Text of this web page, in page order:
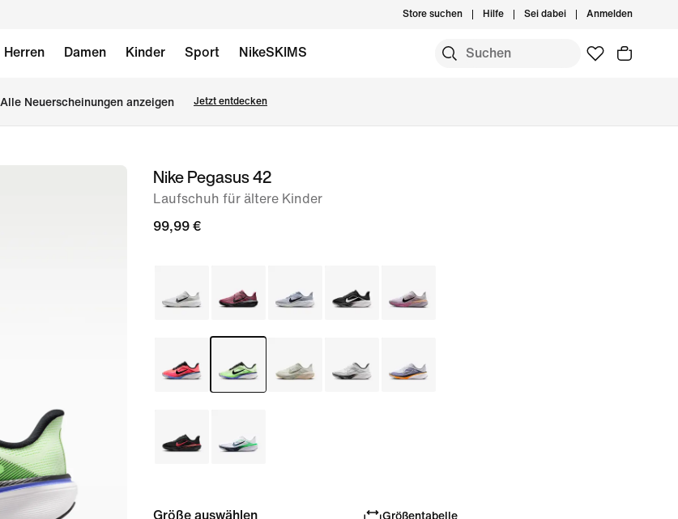
Store suchen Hilfe Sei dabei Anmelden
Herren Damen Kinder Sport NikeSKIMS
Alle Neuerscheinungen anzeigen Jetzt entdecken
Bild 1Nike Pegasus 42
Laufschuh für ältere Kinder
99,99 €
Größe auswählen Größentabelle